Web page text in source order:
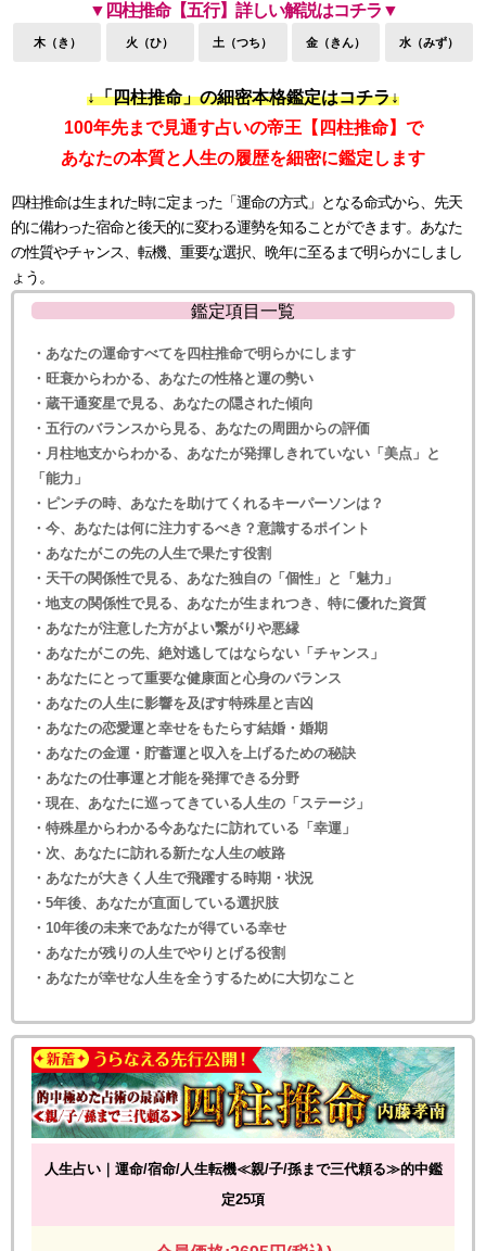
▼四柱推命【五行】詳しい解説はコチラ▼
木（き） 火（ひ） 土（つち） 金（きん） 水（みず）
↓「四柱推命」の細密本格鑑定はコチラ↓
100年先まで見通す占いの帝王【四柱推命】で
あなたの本質と人生の履歴を細密に鑑定します
四柱推命は生まれた時に定まった「運命の方式」となる命式から、先天
的に備わった宿命と後天的に変わる運勢を知ることができます。あなた
の性質やチャンス、転機、重要な選択、晩年に至るまで明らかにしまし
ょう。
鑑定項目一覧
・あなたの運命すべてを四柱推命で明らかにします
・旺衰からわかる、あなたの性格と運の勢い
・蔵干通変星で見る、あなたの隠された傾向
・五行のバランスから見る、あなたの周囲からの評価
・月柱地支からわかる、あなたが発揮しきれていない「美点」と
「能力」
・ピンチの時、あなたを助けてくれるキーパーソンは？
・今、あなたは何に注力するべき？意識するポイント
・あなたがこの先の人生で果たす役割
・天干の関係性で見る、あなた独自の「個性」と「魅力」
・地支の関係性で見る、あなたが生まれつき、特に優れた資質
・あなたが注意した方がよい繋がりや悪縁
・あなたがこの先、絶対逃してはならない「チャンス」
・あなたにとって重要な健康面と心身のバランス
・あなたの人生に影響を及ぼす特殊星と吉凶
・あなたの恋愛運と幸せをもたらす結婚・婚期
・あなたの金運・貯蓄運と収入を上げるための秘訣
・あなたの仕事運と才能を発揮できる分野
・現在、あなたに巡ってきている人生の「ステージ」
・特殊星からわかる今あなたに訪れている「幸運」
・次、あなたに訪れる新たな人生の岐路
・あなたが大きく人生で飛躍する時期・状況
・5年後、あなたが直面している選択肢
・10年後の未来であなたが得ている幸せ
・あなたが残りの人生でやりとげる役割
・あなたが幸せな人生を全うするために大切なこと
人生占い｜運命/宿命/人生転機≪親/子/孫まで三代頼る≫的中鑑
定25項